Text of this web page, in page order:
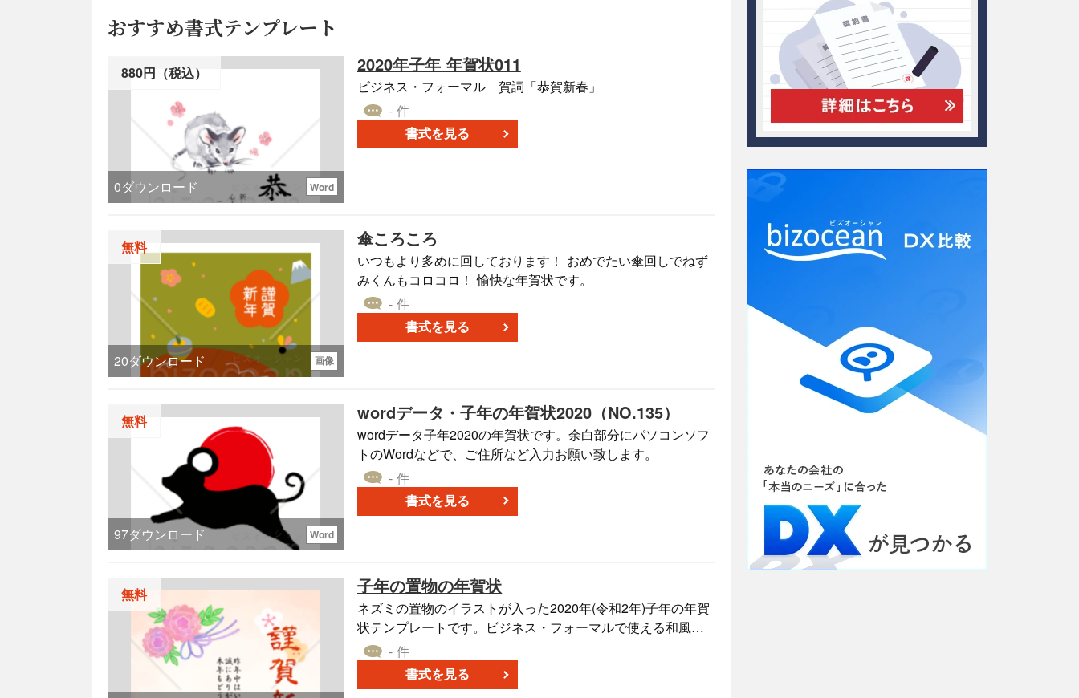
おすすめ書式テンプレート
880円（税込）
0ダウンロード Word
2020年子年 年賀状011
ビジネス・フォーマル 賀詞「恭賀新春」
- 件
書式を見る
無料
20ダウンロード 画像
傘ころころ
いつもより多めに回しております！ おめでたい傘回しでねず
みくんもコロコロ！ 愉快な年賀状です。
- 件
書式を見る
無料
97ダウンロード Word
wordデータ・子年の年賀状2020（NO.135）
wordデータ子年2020の年賀状です。余白部分にパソコンソフ
トのWordなどで、ご住所など入力お願い致します。
- 件
書式を見る
無料 子年の置物の年賀状
ネズミの置物のイラストが入った2020年(令和2年)子年の年賀
状テンプレートです。ビジネス・フォーマルで使える和風な
デザインの年賀状です。無料でダウンロード可能です。
- 件
書式を見る